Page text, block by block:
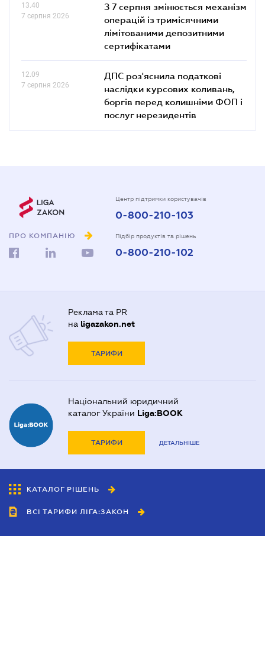
13.40
7 серпня 2026
З 7 серпня змінюється механізм
операцій із тримісячними
лімітованими депозитними
сертифікатами
12.09
7 серпня 2026
ДПС роз'яснила податкові
наслідки курсових коливань,
боргів перед колишніми ФОП і
послуг нерезидентів
ПРО КОМПАНІЮ
Центр підтримки користувачів
0-800-210-103
Підбір продуктів та рішень
0-800-210-102
Реклама та PR
на ligazakon.net
ТАРИФИ
Національний юридичний
каталог України Liga:BOOK
ТАРИФИ ДЕТАЛЬНІШЕ
КАТАЛОГ РІШЕНЬ
ВСІ ТАРИФИ ЛІГА:ЗАКОН